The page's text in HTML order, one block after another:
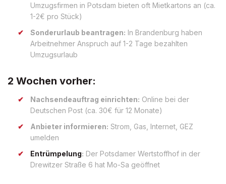
Umzugsfirmen in Potsdam bieten oft Mietkartons an (ca.
1-2€ pro Stück)
Sonderurlaub beantragen: In Brandenburg haben
Arbeitnehmer Anspruch auf 1-2 Tage bezahlten
Umzugsurlaub
2 Wochen vorher:
Nachsendeauftrag einrichten: Online bei der
Deutschen Post (ca. 30€ für 12 Monate)
Anbieter informieren: Strom, Gas, Internet, GEZ
umelden
Entrümpelung: Der Potsdamer Wertstoffhof in der
Drewitzer Straße 6 hat Mo-Sa geöffnet